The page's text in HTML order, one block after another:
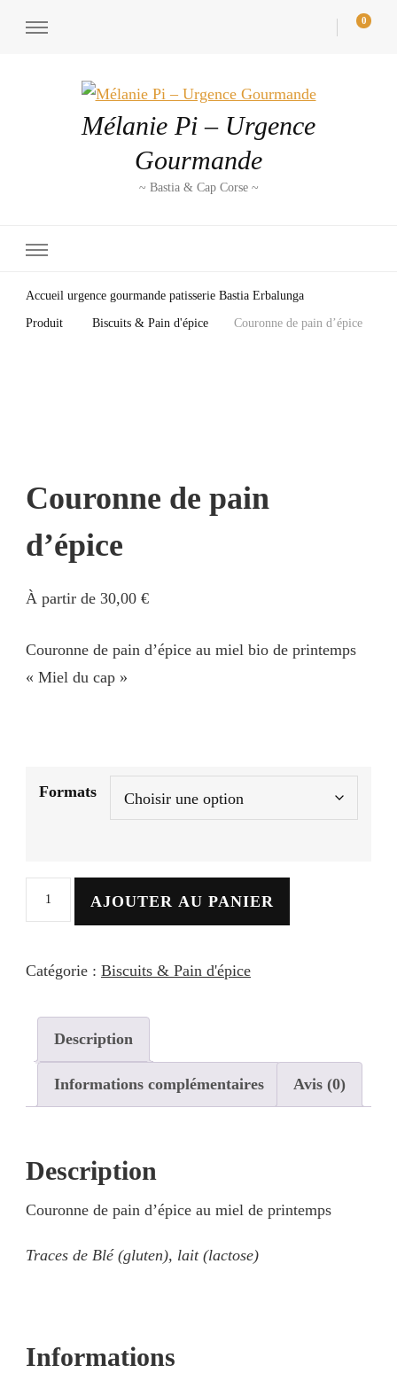
0
Mélanie Pi – Urgence
Gourmande
~ Bastia & Cap Corse ~
Accueil urgence gourmande patisserie Bastia Erbalunga
Produit Biscuits & Pain d'épice Couronne de pain d’épice
Couronne de pain
d’épice
À partir de 30,00 €
Couronne de pain d’épice au miel bio de printemps
« Miel du cap »
Formats
quantité
de
de
AJOUTER AU PANIER
Catégorie : Biscuits & Pain d'épice
Description
Informations complémentaires Avis (0)
Description
Couronne de pain d’épice au miel de printemps
Traces de Blé (gluten), lait (lactose)
Informations